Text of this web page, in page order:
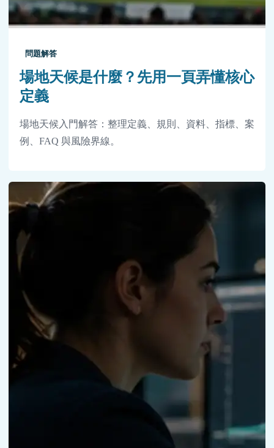
問題解答
場地天候是什麼？先用一頁弄懂核心
定義
場地天候入門解答：整理定義、規則、資料、指標、案
例、FAQ 與風險界線。